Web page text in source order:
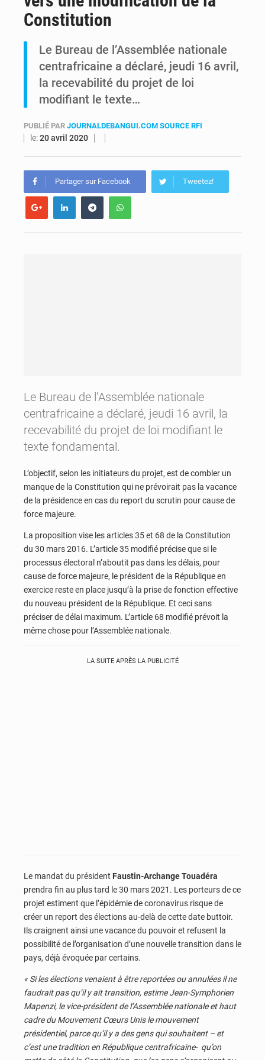
Comment des milliers d’Africains protègent et font fructifier leur argent avec l’USDT
Constitution
Le Bureau de l’Assemblée nationale
centrafricaine a déclaré, jeudi 16 avril,
la recevabilité du projet de loi
modifiant le texte…
PUBLIÉ PAR JOURNALDEBANGUI.COM SOURCE RFI
le:20 avril 2020
Partager sur Facebook Tweetez!
Le Bureau de l’Assemblée nationale
centrafricaine a déclaré, jeudi 16 avril, la
recevabilité du projet de loi modifiant le
texte fondamental.
L’objectif, selon les initiateurs du projet, est de combler un
manque de la Constitution qui ne prévoirait pas la vacance
de la présidence en cas du report du scrutin pour cause de
force majeure.
La proposition vise les articles 35 et 68 de la Constitution
du 30 mars 2016. L’article 35 modifié précise que si le
processus électoral n’aboutit pas dans les délais, pour
cause de force majeure, le président de la République en
exercice reste en place jusqu’à la prise de fonction effective
du nouveau président de la République. Et ceci sans
préciser de délai maximum. L’article 68 modifié prévoit la
même chose pour l’Assemblée nationale.
LA SUITE APRÈS LA PUBLICITÉ
Le mandat du président Faustin-Archange Touadéra
prendra fin au plus tard le 30 mars 2021. Les porteurs de ce
projet estiment que l’épidémie de coronavirus risque de
créer un report des élections au-delà de cette date buttoir.
Ils craignent ainsi une vacance du pouvoir et refusent la
possibilité de l’organisation d’une nouvelle transition dans le
pays, déjà évoquée par certains.
« Si les élections venaient à être reportées ou annulées il ne
faudrait pas qu’il y ait transition, estime Jean-Symphorien
Mapenzi, le vice-président de l’Assemblée nationale et haut
cadre du Mouvement Cœurs Unis le mouvement
présidentiel, parce qu’il y a des gens qui souhaitent – et
c’est une tradition en République centrafricaine- qu’on